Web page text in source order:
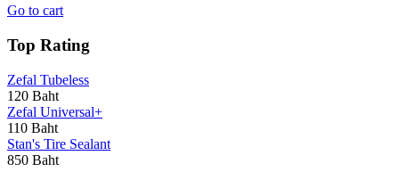
Go to cart
Top Rating
Zefal Tubeless
120 Baht
Zefal Universal+
110 Baht
Stan's Tire Sealant
850 Baht